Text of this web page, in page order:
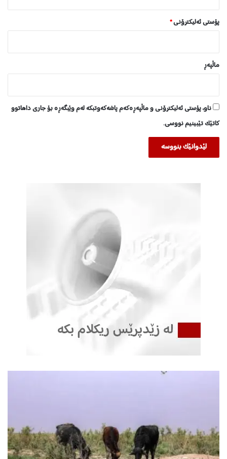
پۆستی ئەلیکترۆنی*
ماڵپه‌ڕ
ناو، پۆستی ئەلیکترۆنی و ماڵپەڕەکەم پاشەکەوتبکە لەم وێبگەڕە بۆ جاری داهاتوو
کاتێک تێبینیم نووسی.